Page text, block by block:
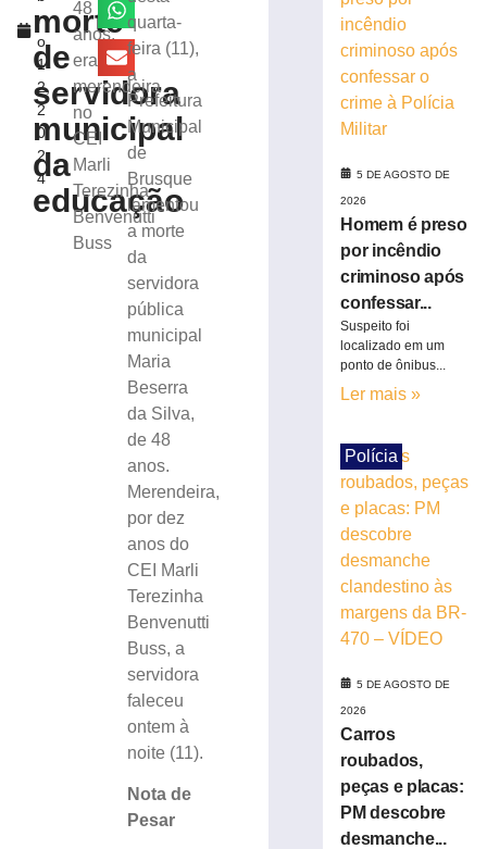
r
o
1
2,
2
0
2
4
morte
de
servidora
municipal
da
educação
48
anos,
era
merendeira
no
CEI
Marli
Terezinha
Benvenutti
Buss
quarta-
feira (11),
a
Prefeitura
Municipal
de
Brusque
lamentou
a morte
da
servidora
pública
municipal
Maria
Beserra
da Silva,
de 48
anos.
Merendeira,
por dez
anos do
CEI Marli
Terezinha
Benvenutti
Buss, a
servidora
faleceu
ontem à
noite (11).
Nota de
Pesar
milhões
obras,
nova
Beira
projeto
Cidade
Inteligente
Defesa
estado
alerta
possíveis
temporais
5 DE AGOSTO DE
2026
Homem é preso
por incêndio
criminoso após
confessar...
Suspeito foi
localizado em um
ponto de ônibus...
Ler mais »
Polícia
5 DE AGOSTO DE
2026
Carros
roubados,
peças e placas:
PM descobre
desmanche...